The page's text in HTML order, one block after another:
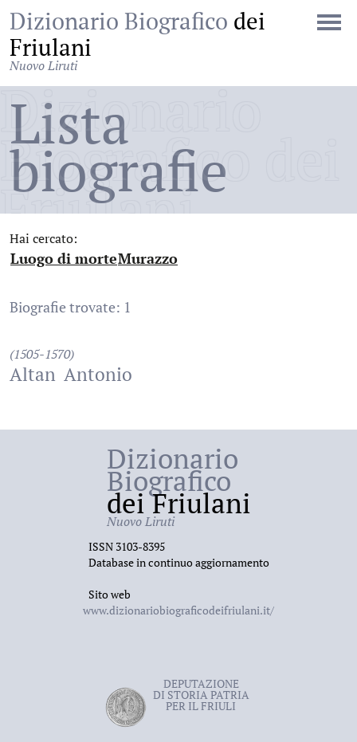
Dizionario Biografico dei
Friulani
Nuovo Liruti
Dizionario
Biografico dei
Friulani
Lista
biografie
Hai cercato:
Luogo di morte
:Murazzo
Biografie trovate: 1
(1505-1570)
Altan Antonio
Dizionario
Biografico
dei Friulani
Nuovo Liruti
ISSN 3103-8395
Database in continuo aggiornamento
Sito web
www.dizionariobiograficodeifriulani.it/
DEPUTAZIONE
DI STORIA PATRIA
PER IL FRIULI